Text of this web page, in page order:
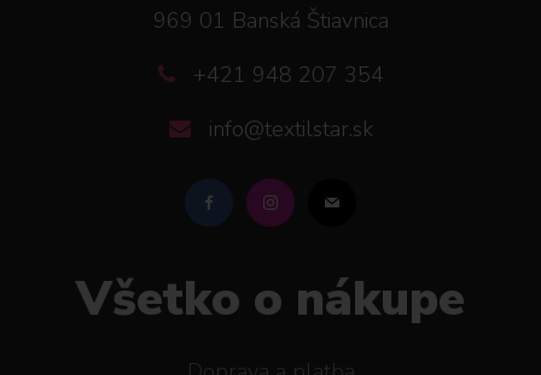
969 01 Banská Štiavnica
+421 948 207 354
info@textilstar.sk
Všetko o nákupe